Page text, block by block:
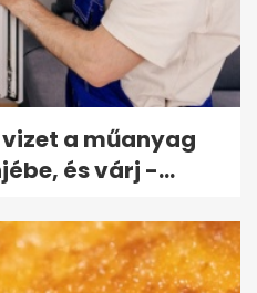
a műanyag
és várj -...